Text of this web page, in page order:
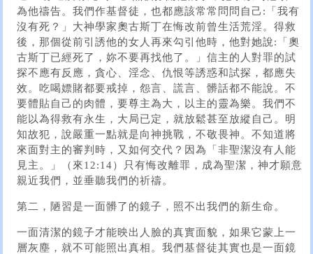
為他禱告。我們作基督徒，也都應該常常問問自己:「我有
沒有死？」大神學家奧古斯丁在悔改前曾生活荒淫。得救
後，那個從前引誘他的女人再來勾引他時，他對她說:「奧
古斯丁已經死了，妳不要再找他了。」信主的人對罪的試
探不應有反應，貪心、淫念、仇恨等誘惑和試探，都應失
效。吃喝嫖賭都要戒掉，怨言、謊言、髒話都不能說。不
要體貼自己的肉體，要尊主為大，以主的靈為樂。我們不
能以為得救有永生，大局已定，就放鬆甚至放縱自己。明
知故犯，說嚴重一點就是向神挑戰，不敬畏神。不知道將
來面對主的審判時，又如何交代？因為「非聖潔沒有人能
見主。」（來12:14）只有悔改離罪，成為聖潔，神才願意
親近我們，並垂聽我們的祈禱。
第二，陋習是一面髒了的鏡子，照不出我們的新生命。
一面清潔的鏡子才能映出人臉的真實面貌，如果它蒙上一
層灰塵，就不可能照出真相。我們基督徒其實也是一面鏡